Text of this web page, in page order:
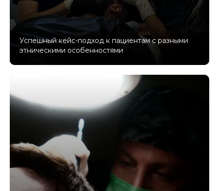
Успешный кейс-подход к пациентам с разными
этническими особенностями